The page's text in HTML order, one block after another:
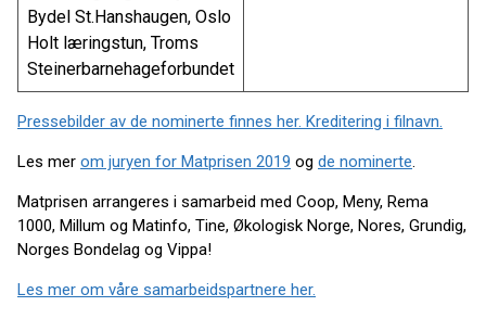
Bydel St.Hanshaugen, Oslo
Holt læringstun, Troms
Steinerbarnehageforbundet
Pressebilder av de nominerte finnes her. Kreditering i filnavn.
Les mer om juryen for Matprisen 2019 og de nominerte.
Matprisen arrangeres i samarbeid med Coop, Meny, Rema
1000, Millum og Matinfo, Tine, Økologisk Norge, Nores, Grundig,
Norges Bondelag og Vippa!
Les mer om våre samarbeidspartnere her.